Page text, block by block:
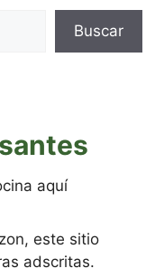
Buscar
aquí
este sitio
adscritas.